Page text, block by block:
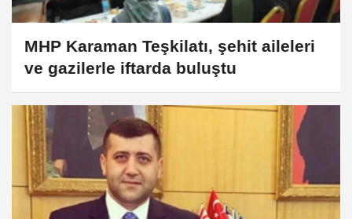
MHP Karaman Teşkilatı, şehit aileleri
ve gazilerle iftarda buluştu